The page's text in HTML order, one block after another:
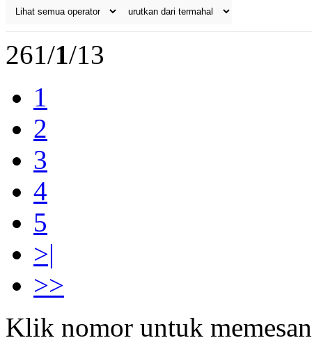
261/1/13
1
2
3
4
5
>|
>>
Klik nomor untuk memesan